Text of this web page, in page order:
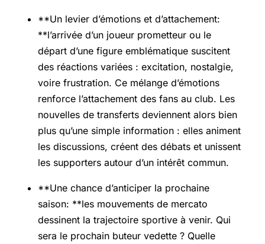
**Un levier d’émotions et d’attachement:
**l’arrivée d’un joueur prometteur ou le
départ d’une figure emblématique suscitent
des réactions variées : excitation, nostalgie,
voire frustration. Ce mélange d’émotions
renforce l’attachement des fans au club. Les
nouvelles de transferts deviennent alors bien
plus qu’une simple information : elles animent
les discussions, créent des débats et unissent
les supporters autour d’un intérêt commun.
**Une chance d’anticiper la prochaine
saison: **les mouvements de mercato
dessinent la trajectoire sportive à venir. Qui
sera le prochain buteur vedette ? Quelle